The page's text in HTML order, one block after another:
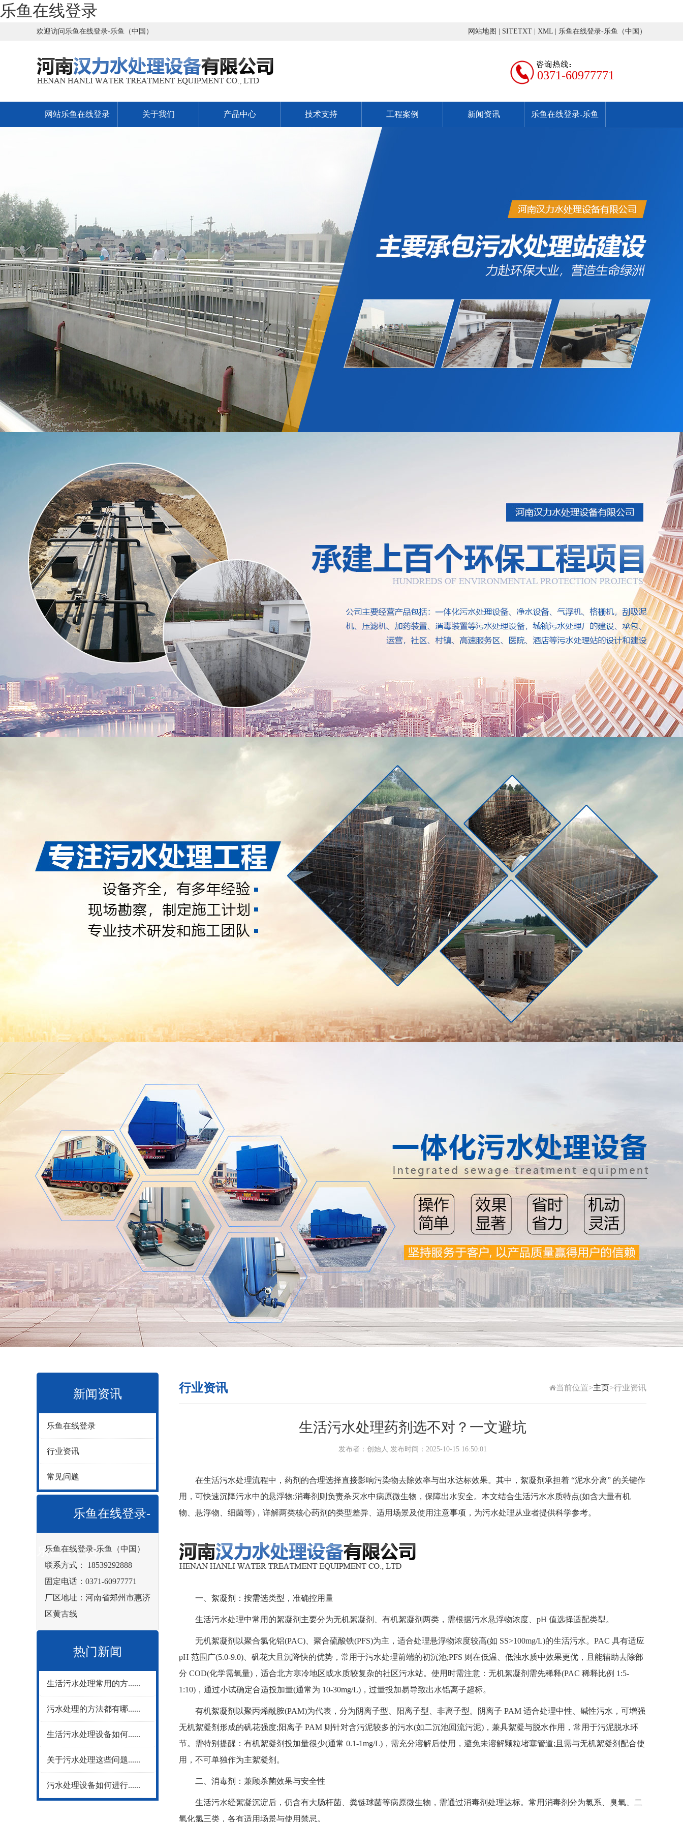
乐鱼在线登录
欢迎访问乐鱼在线登录-乐鱼（中国） 网站地图 SITETXT XML 乐鱼在线登录-乐鱼（中国）
0371-60977771
网站乐鱼在线登录 关于我们 产品中心 技术支持 工程案例 新闻资讯 乐鱼在线登录-乐鱼
新闻资讯
乐鱼在线登录
行业资讯
常见问题
乐鱼在线登录-
乐鱼（中国）
乐鱼在线登录-乐鱼（中国）
联系方式： 18539292888
固定电话：0371-60977771
厂区地址：河南省郑州市惠济
区黄古线
热门新闻
生活污水处理常用的方......
污水处理的方法都有哪......
生活污水处理设备如何......
关于污水处理这些问题......
污水处理设备如何进行......
行业资讯 当前位置>主页>行业资讯
生活污水处理药剂选不对？一文避坑
发布者：创始人 发布时间：2025-10-15 16:50:01
在生活污水处理流程中，药剂的合理选择直接影响污染物去除效率与出水达标效果。其中，絮凝剂承担着 “泥水分离” 的关键作
用，可快速沉降污水中的悬浮物;消毒剂则负责杀灭水中病原微生物，保障出水安全。本文结合生活污水水质特点(如含大量有机
物、悬浮物、细菌等)，详解两类核心药剂的类型差异、适用场景及使用注意事项，为污水处理从业者提供科学参考。
一、絮凝剂：按需选类型，准确控用量
生活污水处理中常用的絮凝剂主要分为无机絮凝剂、有机絮凝剂两类，需根据污水悬浮物浓度、pH 值选择适配类型。
无机絮凝剂以聚合氯化铝(PAC)、聚合硫酸铁(PFS)为主，适合处理悬浮物浓度较高(如 SS>100mg/L)的生活污水。PAC 具有适应
pH 范围广(5.0-9.0)、矾花大且沉降快的优势，常用于污水处理前端的初沉池;PFS 则在低温、低浊水质中效果更优，且能辅助去除部
分 COD(化学需氧量)，适合北方寒冷地区或水质较复杂的社区污水站。使用时需注意：无机絮凝剂需先稀释(PAC 稀释比例 1:5-
1:10)，通过小试确定合适投加量(通常为 10-30mg/L)，过量投加易导致出水铝离子超标。
有机絮凝剂以聚丙烯酰胺(PAM)为代表，分为阴离子型、阳离子型、非离子型。阴离子 PAM 适合处理中性、碱性污水，可增强
无机絮凝剂形成的矾花强度;阳离子 PAM 则针对含污泥较多的污水(如二沉池回流污泥)，兼具絮凝与脱水作用，常用于污泥脱水环
节。需特别提醒：有机絮凝剂投加量很少(通常 0.1-1mg/L)，需充分溶解后使用，避免未溶解颗粒堵塞管道;且需与无机絮凝剂配合使
用，不可单独作为主絮凝剂。
二、消毒剂：兼顾杀菌效果与安全性
生活污水经絮凝沉淀后，仍含有大肠杆菌、粪链球菌等病原微生物，需通过消毒剂处理达标。常用消毒剂分为氯系、臭氧、二
氧化氯三类，各有适用场景与使用禁忌。